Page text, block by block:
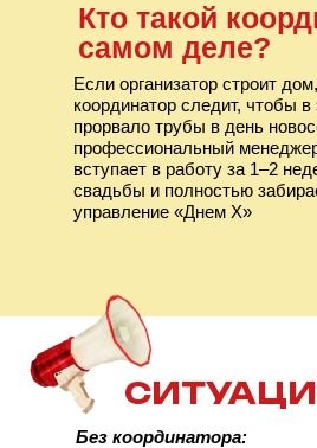
Без координатора:
Кто такой
самом деле?
Если организатор строит
координатор следит, чтобы
прорвало трубы в день
профессиональный
вступает в работу за 1–2
свадьбы и полностью
управление «Днем Х»